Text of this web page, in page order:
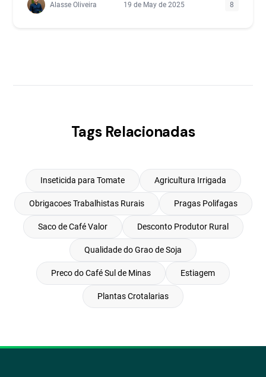
Alasse Oliveira 19 de May de 2025 8
Tags Relacionadas
Inseticida para Tomate Agricultura Irrigada
Obrigacoes Trabalhistas Rurais Pragas Polifagas
Saco de Café Valor Desconto Produtor Rural
Qualidade do Grao de Soja
Preco do Café Sul de Minas Estiagem
Plantas Crotalarias